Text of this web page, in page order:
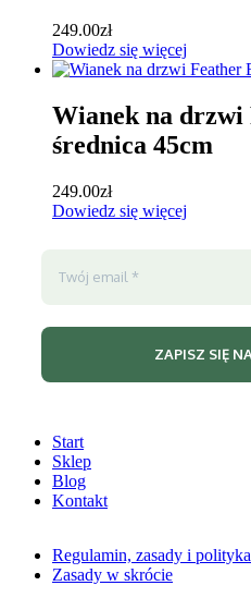
249.00zł
Dowiedz się więcej
Wianek na drzwi
średnica 45cm
249.00zł
Dowiedz się więcej
Start
Sklep
Blog
Kontakt
Regulamin, zasady i
Zasady w skrócie